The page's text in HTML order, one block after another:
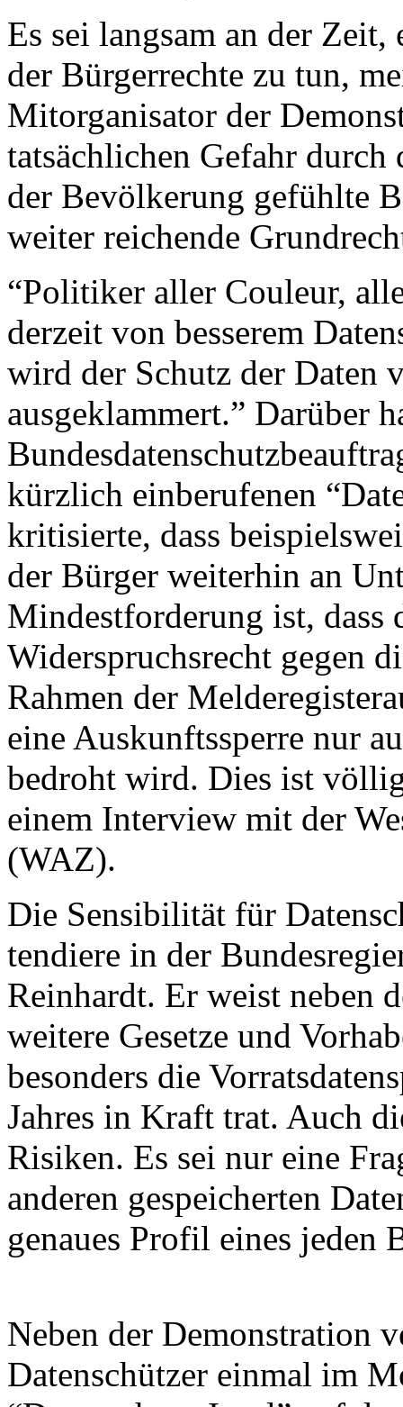
Es sei langsam an der
der Bürgerrechte zu tun,
Mitorganisator der
tatsächlichen Gefahr
der Bevölkerung gefühlte
weiter reichende
“Politiker aller Couleur,
derzeit von besserem
wird der Schutz der Daten
ausgeklammert.” Darüber
kürzlich einberufenen
kritisierte, dass
der Bürger weiterhin an
Mindestforderung ist, dass
Widerspruchsrecht gegen
Rahmen der
eine Auskunftssperre nur
bedroht wird. Dies ist
einem Interview mit der
(WAZ).
Die Sensibilität für
tendiere in der
Reinhardt. Er weist neben
weitere Gesetze und
besonders die
Jahres in Kraft trat. Auch
Risiken. Es sei nur eine
anderen gespeicherten
genaues Profil eines jeden
Neben der Demonstration
Datenschützer einmal im